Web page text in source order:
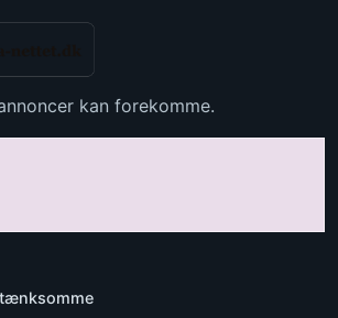
kan forekomme.